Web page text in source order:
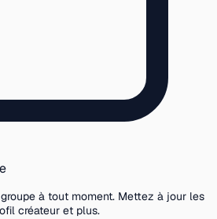
à tout moment. Mettez à jour les
créateur et plus.